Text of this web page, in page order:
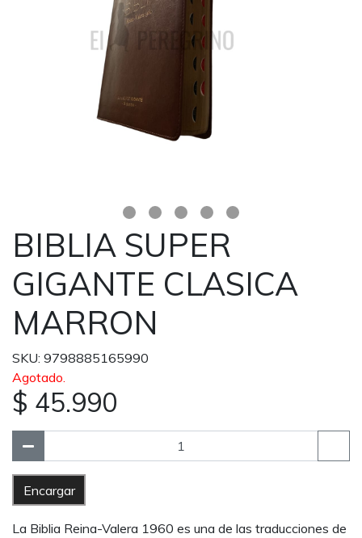
BIBLIA SUPER
GIGANTE CLASICA
MARRON
SKU: 9798885165990
Agotado.
$ 45.990
Encargar
La Biblia Reina-Valera 1960 es una de las traducciones de